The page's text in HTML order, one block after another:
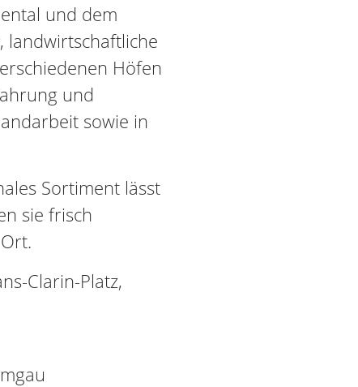
und dem
landwirtschaftliche
Höfen
und
sowie in
Sortiment lässt
sie frisch
Clarin-Platz,